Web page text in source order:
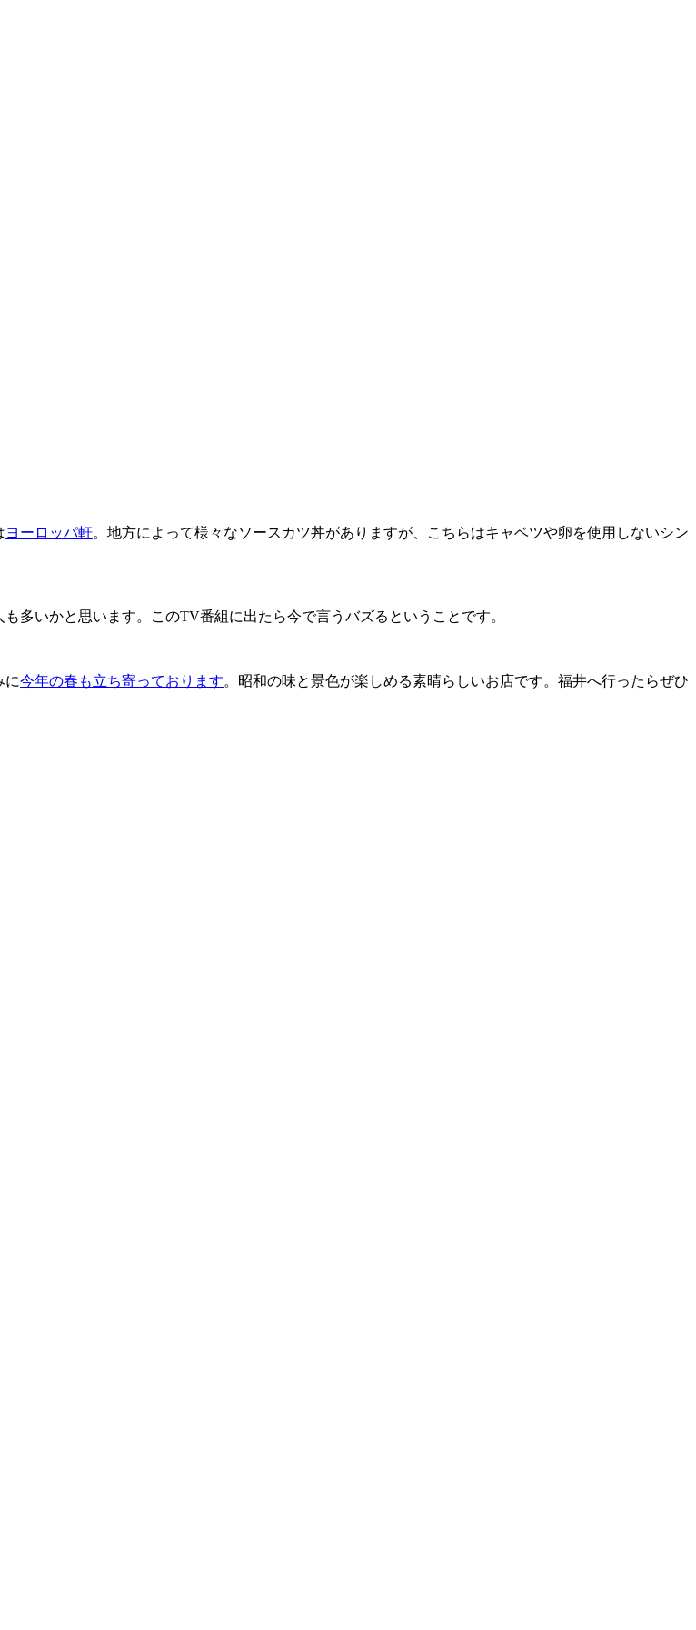
ヨーロッパ軒。地方によって様々なソースカツ丼がありますが、こちらはキャベツや卵を使用しないシン
多いかと思います。このTV番組に出たら今で言うバズるということです。
に今年の春も立ち寄っております。昭和の味と景色が楽しめる素晴らしいお店です。福井へ行ったらぜひ